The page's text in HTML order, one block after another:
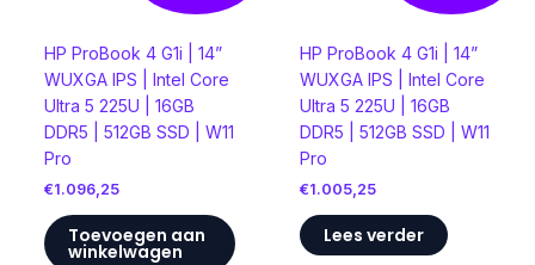
HP ProBook 4 G1i | 14”
WUXGA IPS | Intel Core
Ultra 5 225U | 16GB
DDR5 | 512GB SSD | W11
Pro
€1.096,25
Toevoegen aan
winkelwagen
HP ProBook 4 G1i | 14”
WUXGA IPS | Intel Core
Ultra 5 225U | 16GB
DDR5 | 512GB SSD | W11
Pro
€1.005,25
Lees verder